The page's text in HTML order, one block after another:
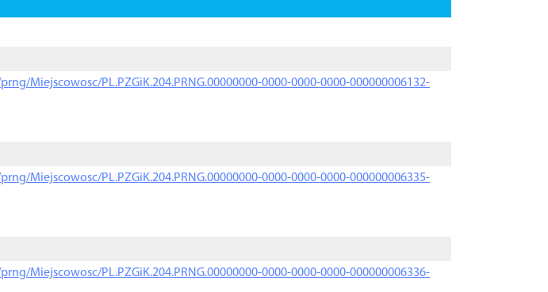
Miejscowosc/PL.PZGiK.204.PRNG.00000000-0000-0000-0000-000000006132-
Miejscowosc/PL.PZGiK.204.PRNG.00000000-0000-0000-0000-000000006335-
Miejscowosc/PL.PZGiK.204.PRNG.00000000-0000-0000-0000-000000006336-